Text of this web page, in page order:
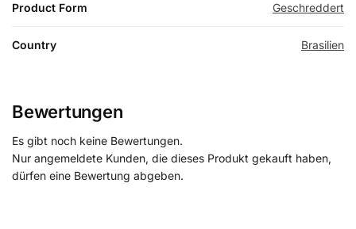
Product Form Geschreddert
Country Brasilien
Bewertungen
Es gibt noch keine Bewertungen.
Nur angemeldete Kunden, die dieses Produkt gekauft haben,
dürfen eine Bewertung abgeben.